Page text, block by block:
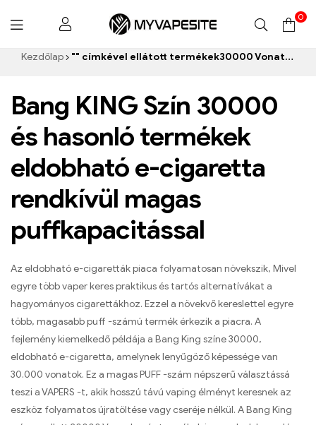
Myvapesite.de
0
Kezdőlap "" címkével ellátott termékek30000 Vonatok e-cigaretta”
Bang KING Szín 30000
és hasonló termékek
eldobható e-cigaretta
rendkívül magas
puffkapacitással
Az eldobható e-cigaretták piaca folyamatosan növekszik, Mivel
egyre több vaper keres praktikus és tartós alternatívákat a
hagyományos cigarettákhoz. Ezzel a növekvő kereslettel egyre
több, magasabb puff -számú termék érkezik a piacra. A
fejlemény kiemelkedő példája a Bang King színe 30000,
eldobható e-cigaretta, amelynek lenyűgöző képessége van
30.000 vonatok. Ez a magas PUFF -szám népszerű választássá
teszi a VAPERS -t, akik hosszú távú vaping élményt keresnek az
eszköz folyamatos újratöltése vagy cseréje nélkül. A Bang King